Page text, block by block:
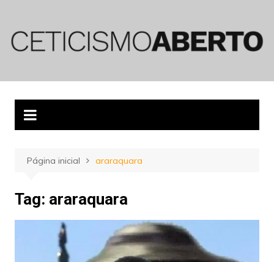
conteúdo
Página inicial araraquara
Tag: araraquara